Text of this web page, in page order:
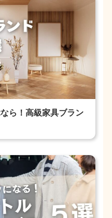
ら！高級家具ブラン